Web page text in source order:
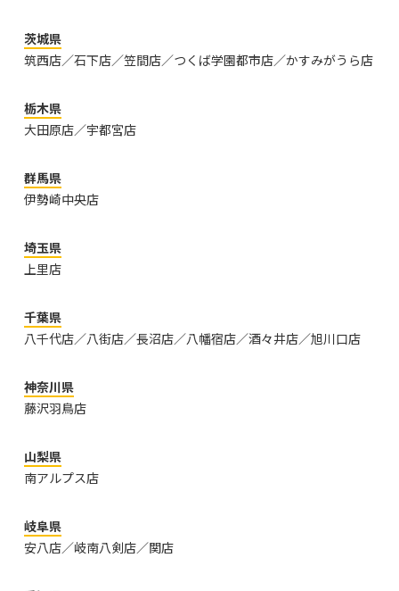
茨城県
筑西店／石下店／笠間店／つくば学園都市店／かすみがうら店
栃木県
大田原店／宇都宮店
群馬県
伊勢崎中央店
埼玉県
上里店
千葉県
八千代店／八街店／長沼店／八幡宿店／酒々井店／旭川口店
神奈川県
藤沢羽鳥店
山梨県
南アルプス店
岐阜県
安八店／岐南八剣店／関店